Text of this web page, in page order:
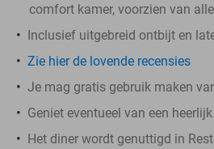
comfort kamer, voorzien van
Inclusief uitgebreid ontbijt en
Zie hier de lovende recensies
Je mag gratis gebruik maken
Geniet eventueel van een
Het diner wordt genuttigd in